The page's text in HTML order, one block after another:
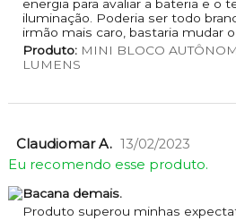
energia para avaliar a bateria e o
iluminação. Poderia ser todo
irmão mais caro, bastaria mudar
Produto:MINI BLOCO
LUMENS
Claudiomar A. 13/02/2023
Eu recomendo esse produto.
Bacana demais.
Produto superou minhas